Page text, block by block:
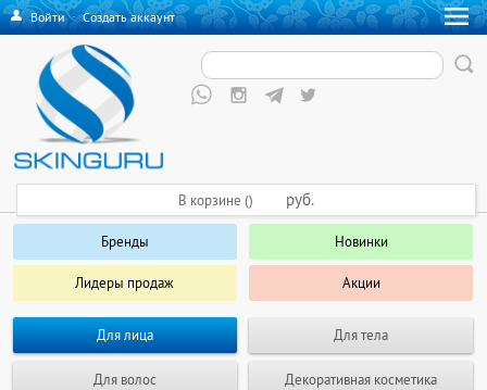
Войти·Создать аккаунт
Бренды Новинки
Лидеры продаж Акции
Для лица Для тела
Для волос Декоративная косметика
В корзине () руб.